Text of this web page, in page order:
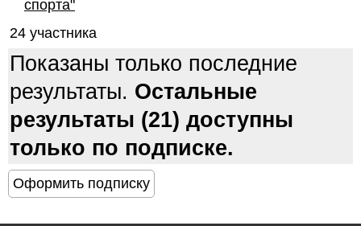
спорта"
24 участника
Показаны только последние
результаты. Остальные
результаты (21) доступны
только по подписке.